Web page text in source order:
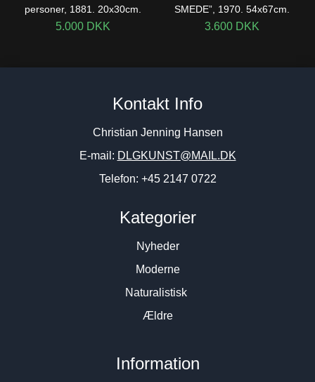
personer, 1881. 20x30cm.
5.000 DKK
SMEDE”, 1970. 54x67cm.
3.600 DKK
Kontakt Info
Christian Jenning Hansen
E-mail: DLGKUNST@MAIL.DK
Telefon: +45 2147 0722
Kategorier
Nyheder
Moderne
Naturalistisk
Ældre
Information